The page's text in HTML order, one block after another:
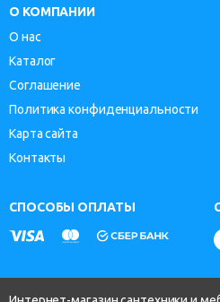
О КОМПАНИИ
О нас
Каталог
Соглашение
Политика конфиденциальности
Карта сайта
Контакты
СПОСОБЫ ОПЛАТЫ